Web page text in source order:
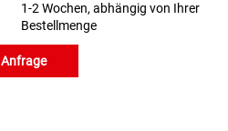
1-2 Wochen, abhängig von Ihrer
Bestellmenge
Anfrage